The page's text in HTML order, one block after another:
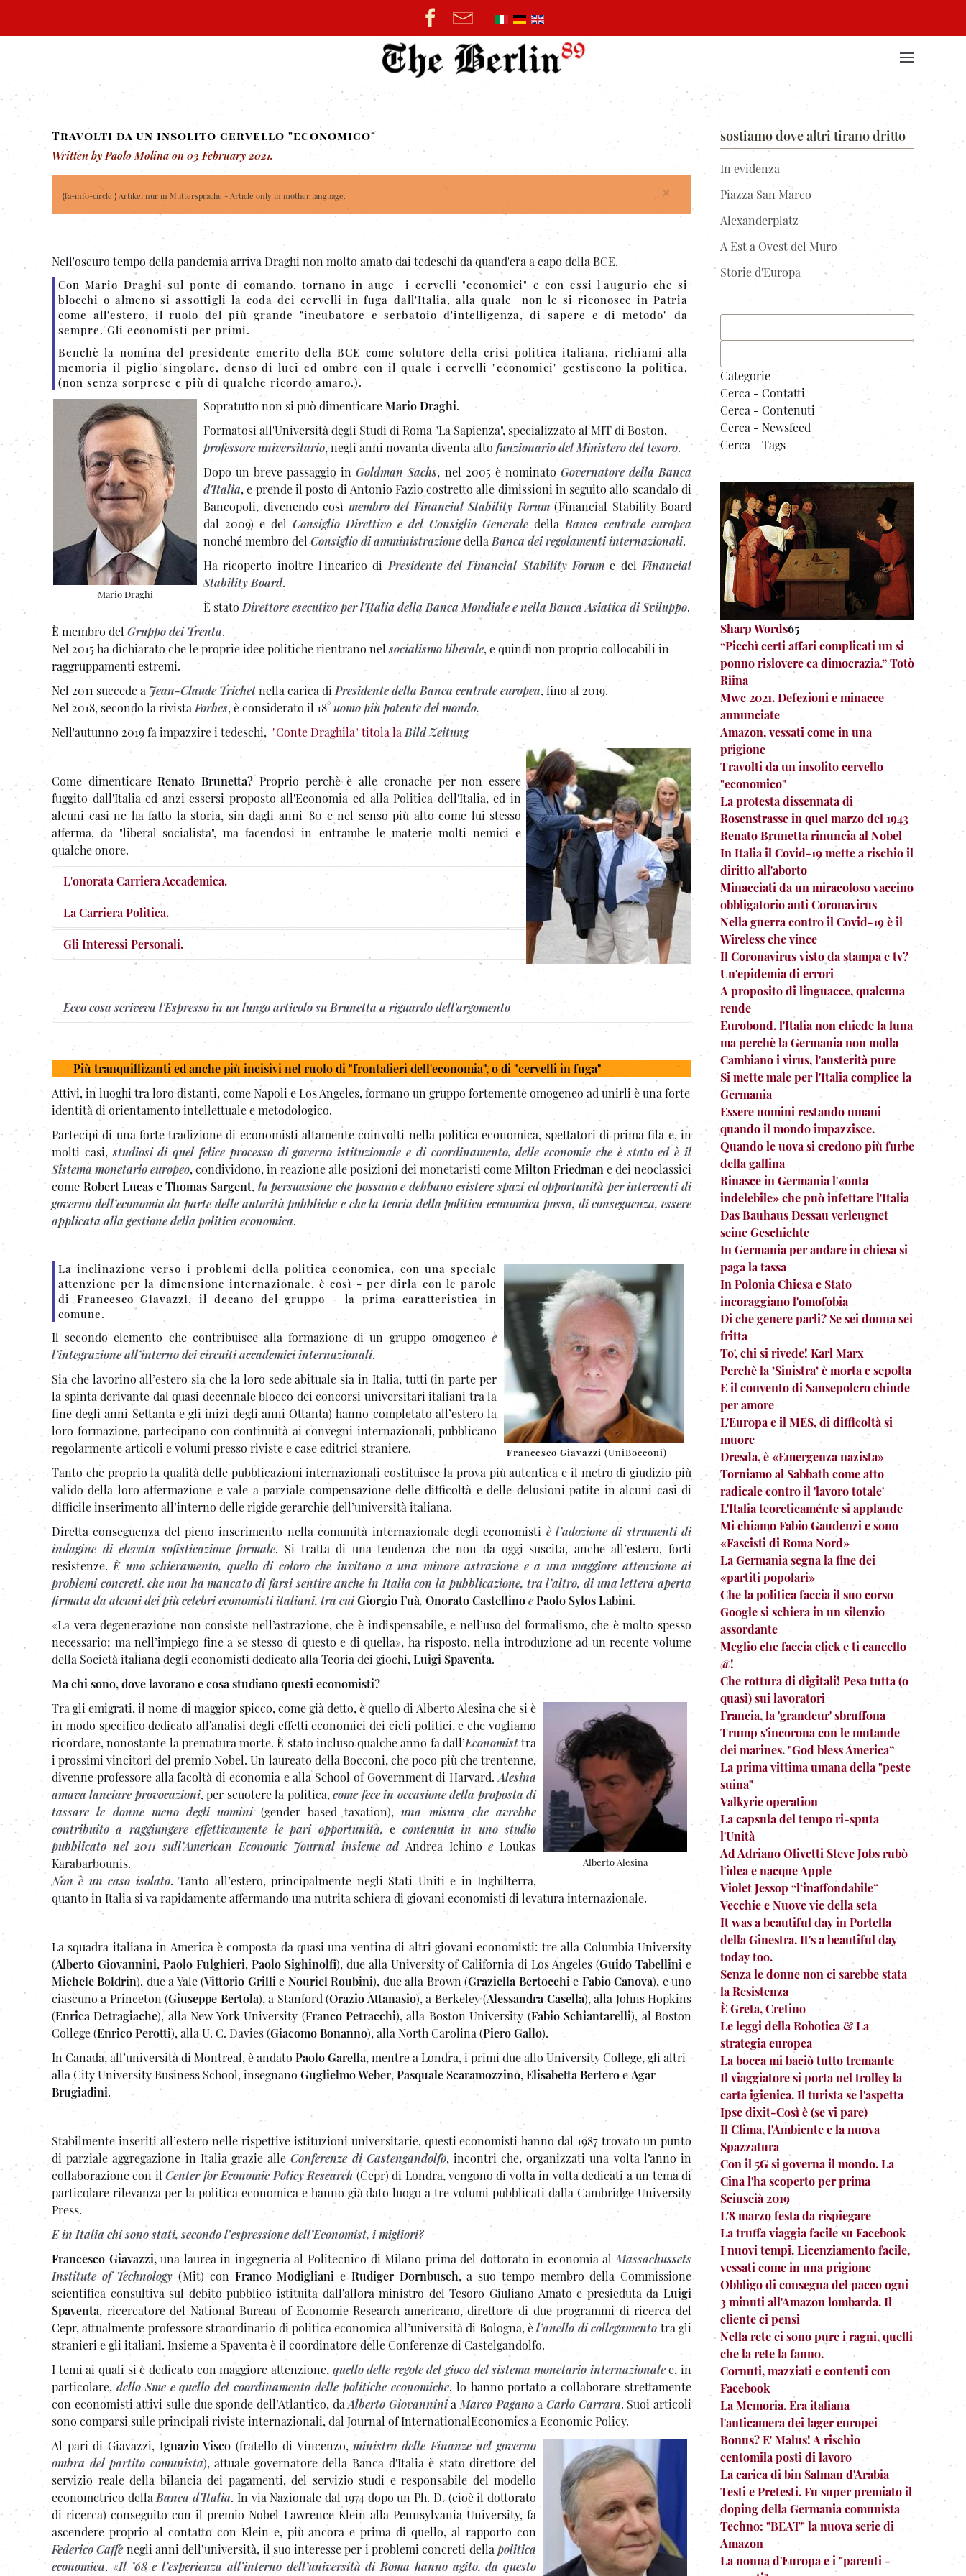
Travolti da un insolito cervello "economico"
Written by Paolo Molina on 03 February 2021.
×
{fa-info-circle } Artikel nur in Muttersprache - Article only in mother language.
Nell'oscuro tempo della pandemia arriva Draghi non molto amato dai tedeschi da quand'era a capo della BCE.
Con Mario Draghi sul ponte di comando, tornano in auge i cervelli "economici" e con essi l'augurio che si
blocchi o almeno si assottigli la coda dei cervelli in fuga dall'Italia, alla quale non le si riconosce in Patria
come all'estero, il ruolo del più grande "incubatore e serbatoio d'intelligenza, di sapere e di metodo" da
sempre. Gli economisti per primi.
Benchè la nomina del presidente emerito della BCE come solutore della crisi politica italiana, richiami alla
memoria il piglio singolare, denso di luci ed ombre con il quale i cervelli "economici" gestiscono la politica,
(non senza sorprese e più di qualche ricordo amaro.).
Mario Draghi
Sopratutto non si può dimenticareMario Draghi.
Formatosi all'Università degli Studi di Roma "La Sapienza", specializzato al MIT di Boston,
professore universitario, negli anni novanta diventa alto funzionario del Ministero del tesoro.
Dopo un breve passaggio inGoldman Sachs, nel 2005 è nominato Governatore della Banca
d'Italia, e prende il posto di Antonio Fazio costretto alle dimissioni in seguito allo scandalo di
Bancopoli, divenendo così membro del Financial Stability Forum(Financial Stability Board
dal 2009) e del Consiglio Direttivo e del Consiglio Generaledella Banca centrale europea
nonché membro delConsiglio di amministrazionedella Banca dei regolamenti internazionali.
Ha ricoperto inoltre l'incarico di Presidente del Financial Stability Forum e del Financial
Stability Board.
È stato Direttore esecutivo per l'Italia della Banca Mondiale e nella Banca Asiatica di Sviluppo.
È membro del Gruppo dei Trenta.
Nel 2015 ha dichiarato che le proprie idee politiche rientrano nelsocialismo liberale, e quindi non proprio collocabili in
raggruppamenti estremi.
Nel 2011 succede a Jean-Claude Trichetnella carica di Presidente della Banca centrale europea, fino al 2019.
Nel 2018, secondo la rivista Forbes, è considerato il 18°uomo più potente del mondo.
Nell'autunno 2019 fa impazzire i tedeschi, "Conte Draghila" titola la Bild Zeitung
Come dimenticareRenato Brunetta?Proprio perchè è alle cronache per non essere
fuggito dall'Italia ed anzi essersi proposto all'Economia ed alla Politica dell'Italia, ed in
alcuni casi ne ha fatto la storia, sin dagli anni '80 e nel senso più alto come lui stesso
afferma, da "liberal-socialista", ma facendosi in entrambe le materie molti nemici e
qualche onore.
L'onorata Carriera Accademica.
La Carriera Politica.
Gli Interessi Personali.
Ecco cosa scriveva l'Espresso in un lungo articolo su Brunetta a riguardo dell'argomento
Più tranquillizanti ed anche più incisivi nel ruolo di "frontalieri dell'economia", o di "cervelli in fuga"
Attivi, in luoghi tra loro distanti, come Napoli e Los Angeles, formano un gruppo fortemente omogeneo ad unirli è una forte
identità di orientamento intellettuale e metodologico.
Partecipi di una forte tradizione di economisti altamente coinvolti nella politica economica, spettatori di prima fila e, in
molti casi,studiosi di quel felice processo di governo istituzionale e di coordinamento, delle economie che è stato ed è il
Sistema monetario europeo, condividono, in reazione alle posizioni dei monetaristi comeMilton Friedman e dei neoclassici
come Robert Lucas eThomas Sargent, la persuasione che possano e debbano esistere spazi ed opportunità per interventi di
governo dell’economia da parte delle autorità pubbliche e che la teoria della politica economica possa, di conseguenza, essere
applicata alla gestione della politica economica.
Francesco Giavazzi (UniBocconi)
La inclinazione verso i problemi della politica economica, con una speciale
attenzione per la dimensione internazionale, è così - per dirla con le parole
di Francesco Giavazzi, il decano del gruppo - la prima caratteristica in
comune.
Il secondo elemento che contribuisce alla formazione di un gruppo omogeneo è
l’integrazione all’interno dei circuiti accademici internazionali.
Sia che lavorino all’estero sia che la loro sede abituale sia in Italia, tutti (in parte per
la spinta derivante dal quasi decennale blocco dei concorsi universitari italiani tra la
fine degli anni Settanta e gli inizi degli anni Ottanta) hanno completato all’estero la
loro formazione, partecipano con continuità ai convegni internazionali, pubblicano
regolarmente articoli e volumi presso riviste e case editrici straniere.
Tanto che proprio la qualità delle pubblicazioni internazionali costituisce la prova più autentica e il metro di giudizio più
valido della loro affermazione e vale a parziale compensazione delle difficoltà e delle delusioni patite in alcuni casi di
difficile inserimento all’interno delle rigide gerarchie dell’università italiana.
Diretta conseguenza del pieno inserimento nella comunità internazionale degli economisti è l’adozione di strumenti di
indagine di elevata sofisticazione formale. Si tratta di una tendenza che non da oggi suscita, anche all’estero, forti
resistenze. È uno schieramento, quello di coloro che invitano a una minore astrazione e a una maggiore attenzione ai
problemi concreti, che non ha mancato di farsi sentire anche in Italia con la pubblicazione, tra l’altro, di una lettera aperta
firmata da alcuni dei più celebri economisti italiani, tra cuiGiorgio Fuà, Onorato CastellinoePaolo Sylos Labini.
«La vera degenerazione non consiste nell’astrazione, che è indispensabile, e nell’uso del formalismo, che è molto spesso
necessario; ma nell’impiego fine a se stesso di questo e di quella», ha risposto, nella introduzione ad un recente volume
della Società italiana degli economisti dedicato alla Teoria dei giochi, Luigi Spaventa.
Ma chi sono, dove lavorano e cosa studiano questi economisti?
Alberto Alesina
Tra gli emigrati, il nome di maggior spicco, come già detto, è quello di Alberto Alesina che si è
in modo specifico dedicato all’analisi degli effetti economici dei cicli politici, e che vogliamo
ricordare, nonostante la prematura morte. È stato incluso qualche anno fa dall’Economisttra
i prossimi vincitori del premio Nobel. Un laureato della Bocconi, che poco più che trentenne,
divenne professore alla facoltà di economia e alla School of Government di Harvard. Alesina
amava lanciare provocazioni, per scuotere la politica,come fece in occasione della proposta di
tassare le donne meno degli uomini(gender based taxation),una misura che avrebbe
contribuito a raggiungere effettivamente le pari opportunità, e contenuta in uno studio
pubblicato nel 2011 sull’American Economic Journal insieme ad Andrea Ichino eLoukas
Karabarbounis.
Non è un caso isolato. Tanto all’estero, principalmente negli Stati Uniti e in Inghilterra,
quanto in Italia si va rapidamente affermando una nutrita schiera di giovani economisti di levatura internazionale.
La squadra italiana in America è composta da quasi una ventina di altri giovani economisti: tre alla Columbia University
(Alberto Giovannini,Paolo Fulghieri, Paolo Sighinolfi), due alla University of California di Los Angeles (Guido Tabellini e
Michele Boldrin), due a Yale (Vittorio Grilli e Nouriel Roubini), due alla Brown (Graziella Bertocchie Fabio Canova), e uno
ciascuno a Princeton (Giuseppe Bertola), a Stanford (Orazio Attanasio), a Berkeley (Alessandra Casella), alla Johns Hopkins
(Enrica Detragiache), alla New York University (Franco Petracchi), alla Boston University (Fabio Schiantarelli), al Boston
College (Enrico Perotti), alla U. C. Davies (Giacomo Bonanno), alla North Carolina (Piero Gallo).
In Canada, all’università di Montreal, è andato Paolo Garella, mentre a Londra, i primi due allo University College, gli altri
alla City University Business School, insegnano Guglielmo Weber, Pasquale Scaramozzino, Elisabetta Berteroe Agar
Brugiadini.
Stabilmente inseriti all’estero nelle rispettive istituzioni universitarie, questi economisti hanno dal 1987 trovato un punto
di parziale aggregazione in Italia grazie alleConferenze di Castengandolfo, incontri che, organizzati una volta l’anno in
collaborazione con ilCenter for Economic Policy Research (Cepr) di Londra, vengono di volta in volta dedicati a un tema di
particolare rilevanza per la politica economica e hanno già dato luogo a tre volumi pubblicati dalla Cambridge University
Press.
E in Italia chi sono stati, secondo l’espressione dell’Economist, i migliori?
Francesco Giavazzi,una laurea in ingegneria al Politecnico di Milano prima del dottorato in economia al Massachussets
Institute of Technology (Mit) con Franco Modigliani eRudiger Dornbusch, a suo tempo membro della Commissione
scientifica consultiva sul debito pubblico istituita dall’allora ministro del Tesoro Giuliano Amato e presieduta da Luigi
Spaventa, ricercatore del National Bureau of Economie Research americano, direttore di due programmi di ricerca del
Cepr, attualmente professore straordinario di politica economica all’università di Bologna, èl’anello di collegamento tra gli
stranieri e gli italiani. Insieme a Spaventa è il coordinatore delle Conferenze di Castelgandolfo.
I temi ai quali si è dedicato con maggiore attenzione, quello delle regole del gioco del sistema monetario internazionalee, in
particolare, dello Sme e quello del coordinamento delle politiche economiche, lo hanno portato a collaborare strettamente
con economisti attivi sulle due sponde dell’Atlantico, daAlberto Giovanninia Marco PaganoaCarlo Carrara. Suoi articoli
sono comparsi sulle principali riviste internazionali, dal Journal of InternationalEconomics a Economic Policy.
Al pari di Giavazzi, Ignazio Visco (fratello di Vincenzo,ministro delle Finanze nel governo
ombra del partito comunista), attuale governatore della Banca d'Italia è stato direttore del
servizio reale della bilancia dei pagamenti, del servizio studi e responsabile del modello
econometrico della Banca d’Italia. In via Nazionale dal 1974 dopo un Ph. D. (cioè il dottorato
di ricerca) conseguito con il premio Nobel Lawrence Klein alla Pennsylvania University, fa
ascendere proprio al contatto con Klein e, più ancora e prima di quello, al rapporto con
Federico Caffènegli anni dell’università, il suo interesse per i problemi concreti dellapolitica
economica. «Il ’68 e l’esperienza all’interno dell’università di Roma hanno agito, da questo
sostiamo dove altri tirano dritto
In evidenza
Piazza San Marco
Alexanderplatz
A Est a Ovest del Muro
Storie d'Europa
Categorie
Cerca - Contatti
Cerca - Contenuti
Cerca - Newsfeed
Cerca - Tags
Sharp Words65
“Picchì certi affari complicati un si
ponno rislovere ca dimocrazia.” Totò
Riina
Mwc 2021. Defezioni e minacce
annunciate
Amazon, vessati come in una
prigione
Travolti da un insolito cervello
"economico"
La protesta dissennata di
Rosenstrasse in quel marzo del 1943
Renato Brunetta rinuncia al Nobel
In Italia il Covid-19 mette a rischio il
diritto all'aborto
Minacciati da un miracoloso vaccino
obbligatorio anti Coronavirus
Nella guerra contro il Covid-19 è il
Wireless che vince
Il Coronavirus visto da stampa e tv?
Un'epidemia di errori
A proposito di linguacce, qualcuna
rende
Eurobond, l'Italia non chiede la luna
ma perchè la Germania non molla
Cambiano i virus, l'austerità pure
Si mette male per l'Italia complice la
Germania
Essere uomini restando umani
quando il mondo impazzisce.
Quando le uova si credono più furbe
della gallina
Rinasce in Germania l'«onta
indelebile» che può infettare l'Italia
Das Bauhaus Dessau verleugnet
seine Geschichte
In Germania per andare in chiesa si
paga la tassa
In Polonia Chiesa e Stato
incoraggiano l'omofobia
Di che genere parli? Se sei donna sei
fritta
To', chi si rivede! Karl Marx
Perchè la ’Sinistra’ è morta e sepolta
E il convento di Sansepolcro chiude
per amore
L'Europa e il MES, di difficoltà si
muore
Dresda, è «Emergenza nazista»
Torniamo al Sabbath come atto
radicale contro il 'lavoro totale'
L'Italia teoreticaménte si applaude
Mi chiamo Fabio Gaudenzi e sono
«Fascisti di Roma Nord»
La Germania segna la fine dei
«partiti popolari»
Che la politica faccia il suo corso
Google si schiera in un silenzio
assordante
Meglio che faccia click e ti cancello
@!
Che rottura di digitali! Pesa tutta (o
quasi) sui lavoratori
Francia, la 'grandeur' sbruffona
Trump s'incorona con le mutande
dei marines. "God bless America”
La prima vittima umana della "peste
suina"
Valkyrie operation
La capsula del tempo ri-sputa
l'Unità
Ad Adriano Olivetti Steve Jobs rubò
l'idea e nacque Apple
Violet Jessop “l’inaffondabile”
Vecchie e Nuove vie della seta
It was a beautiful day in Portella
della Ginestra. It's a beautiful day
today too.
Senza le donne non ci sarebbe stata
la Resistenza
È Greta, Cretino
Le leggi della Robotica & La
strategia europea
La bocca mi baciò tutto tremante
Il viaggiatore si porta nel trolley la
carta igienica. Il turista se l'aspetta
Ipse dixit-Così è (se vi pare)
Il Clima, l'Ambiente e la nuova
Spazzatura
Con il 5G si governa il mondo. La
Cina l'ha scoperto per prima
Sciuscià 2019
L'8 marzo festa da rispiegare
La truffa viaggia facile su Facebook
I nuovi tempi. Licenziamento facile,
vessati come in una prigione
Obbligo di consegna del pacco ogni
3 minuti all'Amazon lombarda. Il
cliente ci pensi
Nella rete ci sono pure i ragni, quelli
che la rete la fanno.
Cornuti, mazziati e contenti con
Facebook
La Memoria. Era italiana
l'anticamera dei lager europei
Bonus? E' Malus! A rischio
centomila posti di lavoro
La carica di bin Salman d'Arabia
Testi e Pretesti. Fu super premiato il
doping della Germania comunista
Techno: "BEAT" la nuova serie di
Amazon
La nonna d'Europa e i "parenti -